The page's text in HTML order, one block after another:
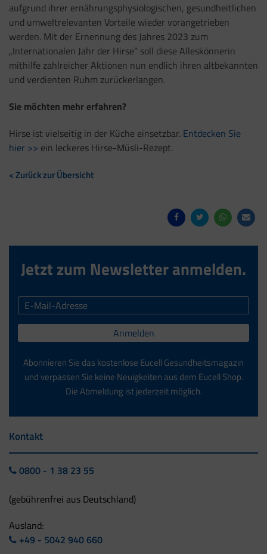
aufgrund ihrer ernährungsphysiologischen, gesundheitlichen
und umweltrelevanten Vorteile wieder vorangetrieben
werden. Mit der Ernennung des Jahres 2023 zum
„Internationalen Jahr der Hirse“ soll diese Alleskönnerin
mithilfe zahlreicher Aktionen nun endlich ihren altbekannten
und verdienten Ruhm zurückerlangen.
Sie möchten mehr erfahren?
Hirse ist vielseitig in der Küche einsetzbar. Entdecken Sie
hier >> ein leckeres Hirse-Müsli-Rezept.
< Zurück zur Übersicht
Jetzt zum Newsletter anmelden.
Anmelden
Abonnieren Sie das kostenlose Eucell Gesundheitsmagazin
und verpassen Sie keine Neuigkeiten aus dem Eucell Shop.
Die Abmeldung ist jederzeit möglich.
Kontakt
0800 - 1 38 23 55
(gebührenfrei aus Deutschland)
Ausland:
+49 - 5042 940 660